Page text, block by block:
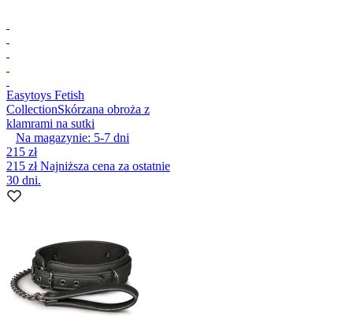
Easytoys Fetish
CollectionSkórzana obroża z
klamrami na sutki
Na magazynie: 5-7 dni
215 zł
215 złNajniższa cena za ostatnie
30 dni.